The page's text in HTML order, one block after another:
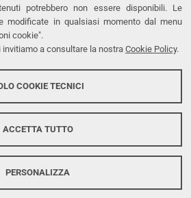
potrebbero non essere disponibili. Le
modificate in qualsiasi momento dal menu
cookie".
a consultare la nostra Cookie Policy.
COOKIE TECNICI
ACCETTA TUTTO
PERSONALIZZA
di accessibilità
personali